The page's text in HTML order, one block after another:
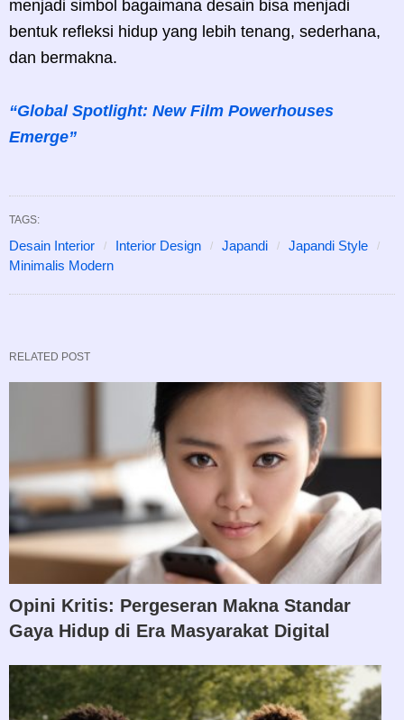
menjadi simbol bagaimana desain bisa menjadi
bentuk refleksi hidup yang lebih tenang, sederhana,
dan bermakna.
“Global Spotlight: New Film Powerhouses
Emerge”
TAGS:
Desain Interior Interior Design Japandi
Japandi Style
Minimalis Modern
RELATED POST
Opini Kritis: Pergeseran Makna Standar
Gaya Hidup di Era Masyarakat Digital